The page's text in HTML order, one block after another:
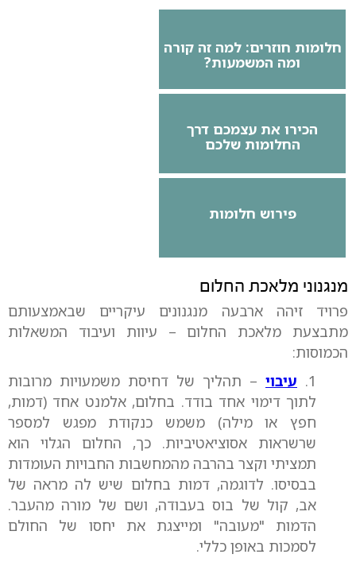
חלומות חוזרים: למה זה קורה
ומה המשמעות?
הכירו את עצמכם דרך
החלומות שלכם
פירוש חלומות
מנגנוני מלאכת החלום
פרויד זיהה ארבעה מנגנונים עיקריים שבאמצעותם
מתבצעת מלאכת החלום – עיוות ועיבוד המשאלות
הכמוסות:
1.
עיבוי – תהליך של דחיסת משמעויות מרובות
לתוך דימוי אחד בודד. בחלום, אלמנט אחד (דמות,
חפץ או מילה) משמש כנקודת מפגש למספר
שרשראות אסוציאטיביות. כך, החלום הגלוי הוא
תמציתי וקצר בהרבה מהמחשבות החבויות העומדות
בבסיסו. לדוגמה, דמות בחלום שיש לה מראה של
אב, קול של בוס בעבודה, ושם של מורה מהעבר.
הדמות "מעובה" ומייצגת את יחסו של החולם
לסמכות באופן כללי.